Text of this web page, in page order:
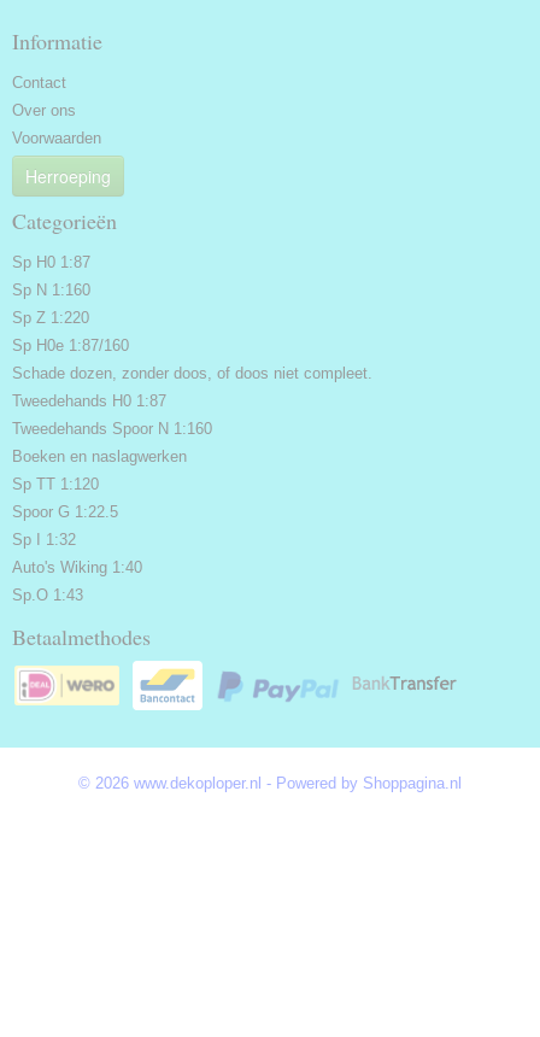
Informatie
Contact
Over ons
Voorwaarden
Herroeping
Categorieën
Sp H0 1:87
Sp N 1:160
Sp Z 1:220
Sp H0e 1:87/160
Schade dozen, zonder doos, of doos niet compleet.
Tweedehands H0 1:87
Tweedehands Spoor N 1:160
Boeken en naslagwerken
Sp TT 1:120
Spoor G 1:22.5
Sp I 1:32
Auto's Wiking 1:40
Sp.O 1:43
Betaalmethodes
© 2026 www.dekoploper.nl - Powered by Shoppagina.nl